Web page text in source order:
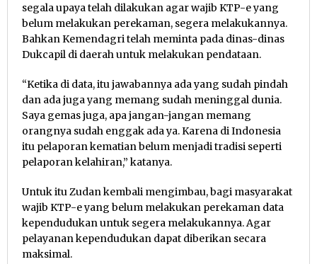
segala upaya telah dilakukan agar wajib KTP-e yang
belum melakukan perekaman, segera melakukannya.
Bahkan Kemendagri telah meminta pada dinas-dinas
Dukcapil di daerah untuk melakukan pendataan.
“Ketika di data, itu jawabannya ada yang sudah pindah
dan ada juga yang memang sudah meninggal dunia.
Saya gemas juga, apa jangan-jangan memang
orangnya sudah enggak ada ya. Karena di Indonesia
itu pelaporan kematian belum menjadi tradisi seperti
pelaporan kelahiran,” katanya.
Untuk itu Zudan kembali mengimbau, bagi masyarakat
wajib KTP-e yang belum melakukan perekaman data
kependudukan untuk segera melakukannya. Agar
pelayanan kependudukan dapat diberikan secara
maksimal.